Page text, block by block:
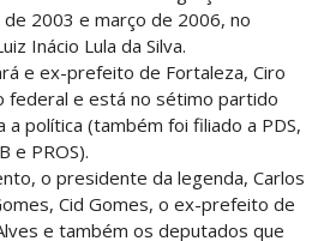
2003 e março de 2006, no
Inácio Lula da Silva.
e ex-prefeito de Fortaleza, Ciro
federal e está no sétimo partido
política (também foi filiado a PDS,
e PROS).
o presidente da legenda, Carlos
Cid Gomes, o ex-prefeito de
e também os deputados que